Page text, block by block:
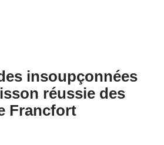
insoupçonnées
réussie des
Francfort